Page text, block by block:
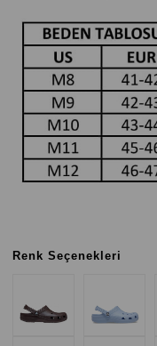
Renk Seçenekleri